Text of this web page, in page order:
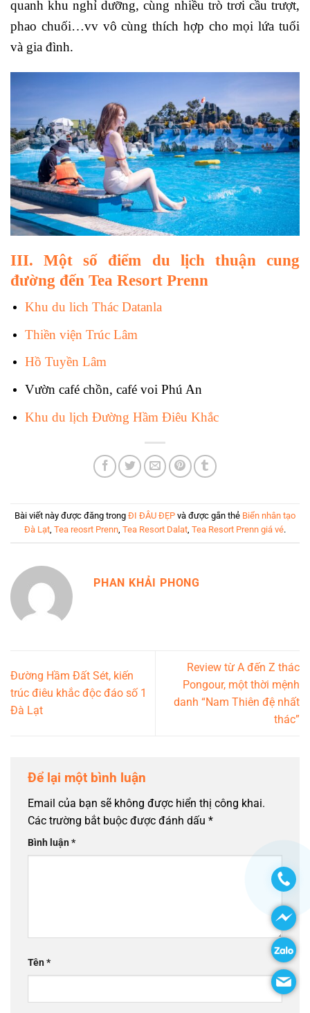
quanh khu nghỉ dưỡng, cùng nhiều trò trơi cầu trượt,
phao chuối…vv vô cùng thích hợp cho mọi lứa tuổi
và gia đình.
III. Một số điểm du lịch thuận cung
đường đến Tea Resort Prenn
Khu du lich Thác Datanla
Thiền viện Trúc Lâm
Hồ Tuyền Lâm
Vườn café chồn, café voi Phú An
Khu du lịch Đường Hầm Điêu Khắc
Bài viết này được đăng trong ĐI ĐÂU ĐẸP và được gắn thẻ Biển nhân tạo
Đà Lạt Tea reosrt Prenn Tea Resort Dalat Tea Resort Prenn giá vé.
PHAN KHẢI PHONG
Đường Hầm Đất Sét, kiến
trúc điêu khắc độc đáo số 1
Đà Lạt
Review từ A đến Z thác
Pongour, một thời mệnh
danh “Nam Thiên đệ nhất
thác”
Để lại một bình luận
Email của bạn sẽ không được hiển thị công khai.
Các trường bắt buộc được đánh dấu *
Bình luận*
Tên*